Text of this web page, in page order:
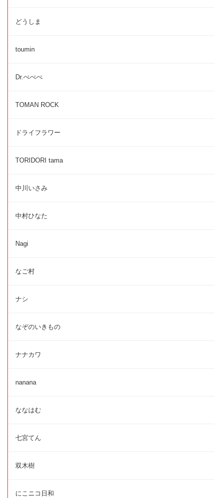
どうしま
toumin
Dr.ぺぺぺ
TOMAN ROCK
ドライフラワー
TORIDORI tama
中川いさみ
中村ひなた
Nagi
なご村
ナシ
なぞのいきもの
ナナカワ
nanana
ななはむ
七宮てん
双木樹
にこニコ日和